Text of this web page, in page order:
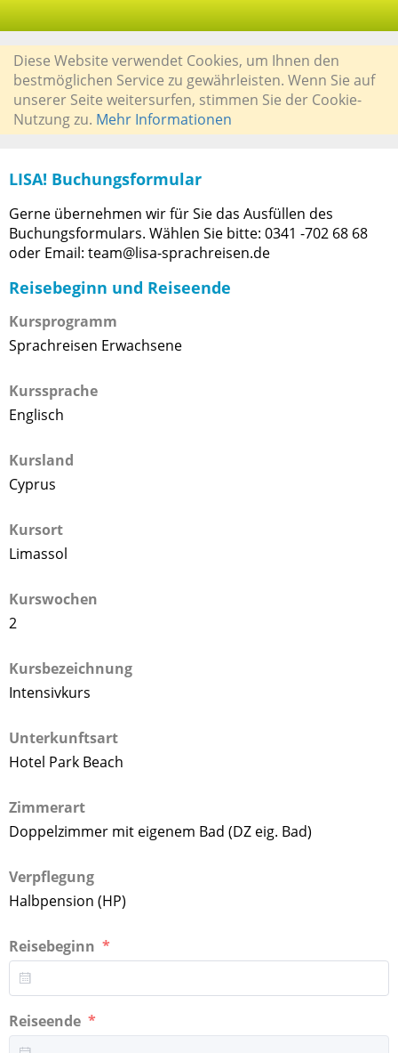
Diese Website verwendet Cookies, um Ihnen den
bestmöglichen Service zu gewährleisten. Wenn Sie auf
unserer Seite weitersurfen, stimmen Sie der Cookie-
Nutzung zu. Mehr Informationen
LISA! Buchungsformular
Gerne übernehmen wir für Sie das Ausfüllen des
Buchungsformulars. Wählen Sie bitte: 0341 -702 68 68
oder Email: team@lisa-sprachreisen.de
Reisebeginn und Reiseende
Kursprogramm
Sprachreisen Erwachsene
Kurssprache
Englisch
Kursland
Cyprus
Kursort
Limassol
Kurswochen
2
Kursbezeichnung
Intensivkurs
Unterkunftsart
Hotel Park Beach
Zimmerart
Doppelzimmer mit eigenem Bad (DZ eig. Bad)
Verpflegung
Halbpension (HP)
Reisebeginn
Reiseende